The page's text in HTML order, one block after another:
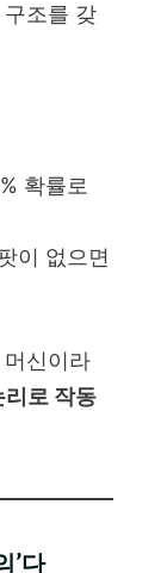
조를 갖
확률로
이 없으면
신이라
리로 작동
’다